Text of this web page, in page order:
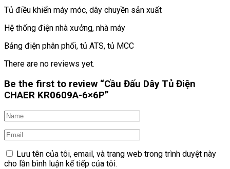
Tủ điều khiển máy móc, dây chuyền sản xuất
Hệ thống điện nhà xưởng, nhà máy
Bảng điện phân phối, tủ ATS, tủ MCC
There are no reviews yet.
Be the first to review “Cầu Đấu Dây Tủ Điện
CHAER KR0609A-6×6P”
Lưu tên của tôi, email, và trang web trong trình duyệt này
cho lần bình luận kế tiếp của tôi.